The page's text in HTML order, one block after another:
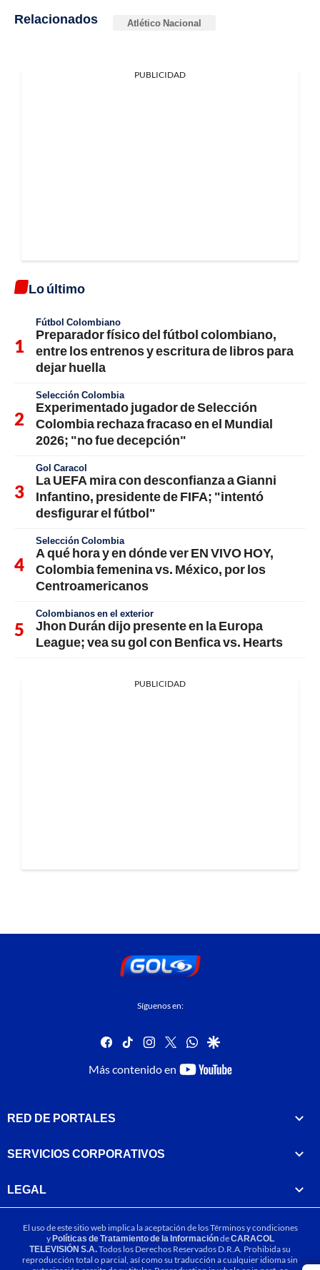
Relacionados Atlético Nacional
PUBLICIDAD
Lo último
Fútbol Colombiano
Preparador físico del fútbol colombiano,
entre los entrenos y escritura de libros para
dejar huella
Selección Colombia
Experimentado jugador de Selección
Colombia rechaza fracaso en el Mundial
2026; "no fue decepción"
Gol Caracol
La UEFA mira con desconfianza a Gianni
Infantino, presidente de FIFA; "intentó
desfigurar el fútbol"
Selección Colombia
A qué hora y en dónde ver EN VIVO HOY,
Colombia femenina vs. México, por los
Centroamericanos
Colombianos en el exterior
Jhon Durán dijo presente en la Europa
League; vea su gol con Benfica vs. Hearts
PUBLICIDAD
Síguenos en:
facebook
tiktok instagram
twitterwhatsapp
google
Más contenido en
youtube-
RED DE PORTALES
SERVICIOS CORPORATIVOS
LEGAL
El uso de este sitio web implica la aceptación de losTérminos y condiciones
yPolíticas de Tratamiento de la InformacióndeCARACOL
TELEVISIÓN S.A.Todos los Derechos Reservados D.R.A. Prohibida su
reproducción total o parcial, así como su traducción a cualquier idioma sin